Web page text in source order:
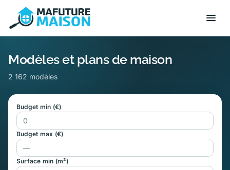
Modèles et plans de maison
2 162 modèles
Budget min (€)
Budget max (€)
Surface min (m²)